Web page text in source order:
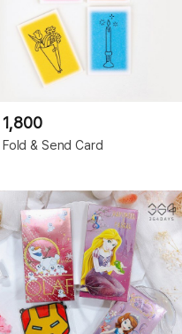
1,800
Fold & Send Card